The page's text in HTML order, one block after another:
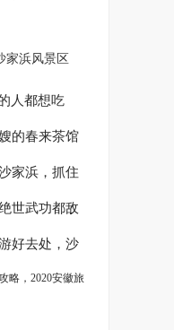
家浜风景区
人都想吃
的春来茶馆
家浜，抓住
世武功都敌
好去处，沙